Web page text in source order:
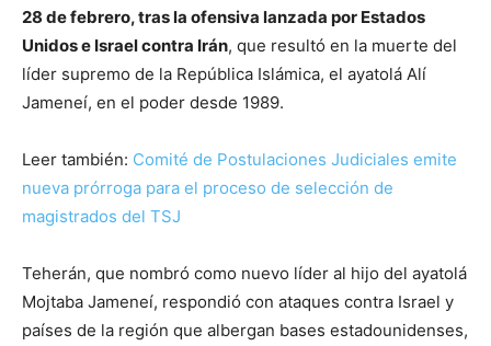
28 de febrero, tras la ofensiva lanzada por Estados
Unidos e Israel contra Irán, que resultó en la muerte del
líder supremo de la República Islámica, el ayatolá Alí
Jameneí, en el poder desde 1989.
Leer también: Comité de Postulaciones Judiciales emite
nueva prórroga para el proceso de selección de
magistrados del TSJ
Teherán, que nombró como nuevo líder al hijo del ayatolá
Mojtaba Jameneí, respondió con ataques contra Israel y
países de la región que albergan bases estadounidenses,